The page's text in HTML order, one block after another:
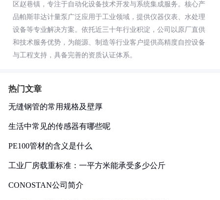
区赵巷镇，专注于自动化设备技术开发与系统集成服务。核心产
品帕斯菲达计量泵广泛应用于工业领域，提供仪器仪表、水处理
设备等专业解决方案。依托近三十年行业积淀，公司以原厂直供
和技术服务优势，为能源、制造等行业客户提供高精度自控设备
与工程支持，具备完善的资质认证体系。
热门文章
无缝钢管的常用规格及壁厚
生活中常见的传感器有哪些呢
PE100管材的含义是什么
工业厂房载重标准：一平方米能承受多少公斤
CONOSTAN公司简介